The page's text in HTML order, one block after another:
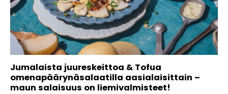
Jumalaista juureskeittoa & Tofua
omenapäärynäsalaatilla aasialaisittain –
maun salaisuus on liemivalmisteet!